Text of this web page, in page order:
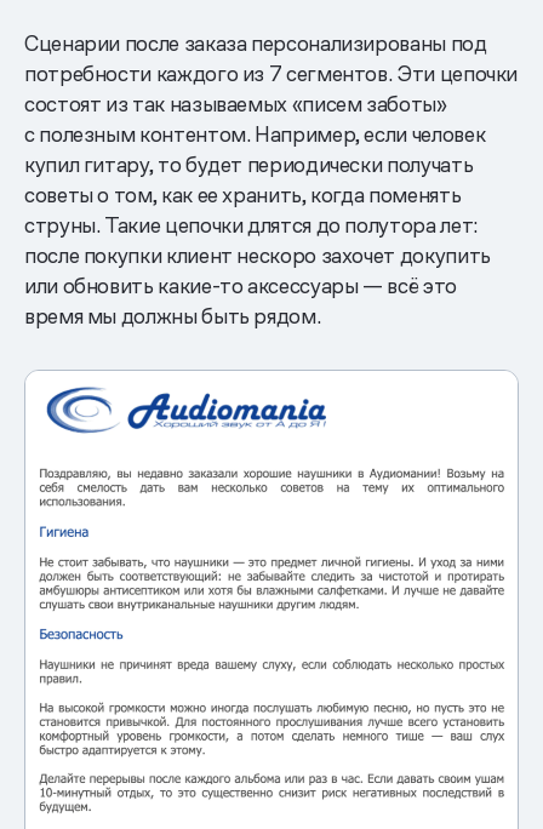
Сценарии после заказа персонализированы под
потребности каждого из 7 сегментов. Эти цепочки
состоят из так называемых «писем заботы»
с полезным контентом. Например, если человек
купил гитару, то будет периодически получать
советы о том, как ее хранить, когда поменять
струны. Такие цепочки длятся до полутора лет:
после покупки клиент нескоро захочет докупить
или обновить какие-то аксессуары — всё это
время мы должны быть рядом.